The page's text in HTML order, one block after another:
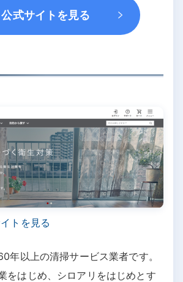
公式サイトを見る
トを見る
年以上の清掃サービス業者です。
をはじめ、シロアリをはじめとす